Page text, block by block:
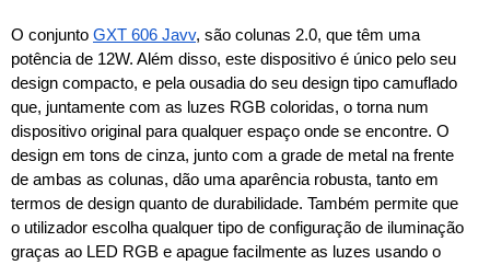
O conjunto GXT 606 Javv, são colunas 2.0, que têm uma
potência de 12W. Além disso, este dispositivo é único pelo seu
design compacto, e pela ousadia do seu design tipo camuflado
que, juntamente com as luzes RGB coloridas, o torna num
dispositivo original para qualquer espaço onde se encontre. O
design em tons de cinza, junto com a grade de metal na frente
de ambas as colunas, dão uma aparência robusta, tanto em
termos de design quanto de durabilidade. Também permite que
o utilizador escolha qualquer tipo de configuração de iluminação
graças ao LED RGB e apague facilmente as luzes usando o